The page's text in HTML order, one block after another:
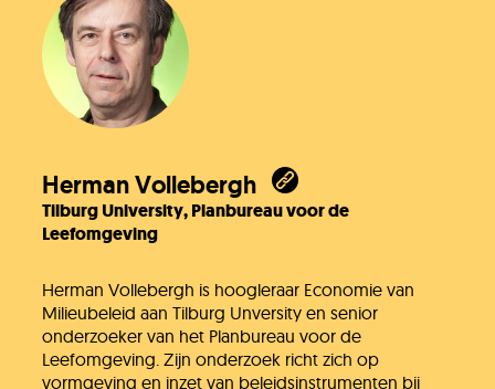
Herman Vollebergh
Tilburg University, Planbureau voor de
Leefomgeving
Herman Vollebergh is hoogleraar Economie van
Milieubeleid aan Tilburg Unversity en senior
onderzoeker van het Planbureau voor de
Leefomgeving. Zijn onderzoek richt zich op
vormgeving en inzet van beleidsinstrumenten bij
Onze experts